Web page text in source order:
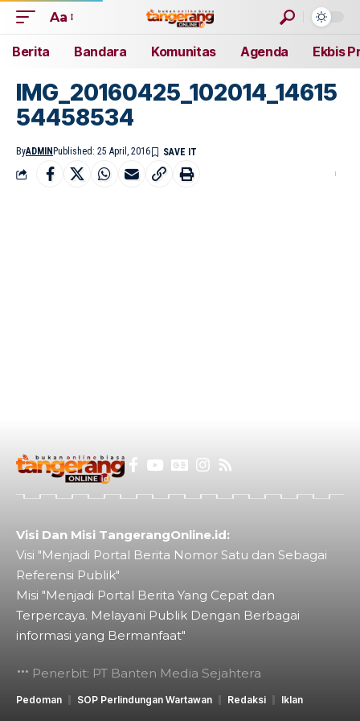
Aa
Berita Bandara Komunitas Agenda Ekbis
IMG_20160425_102014_14615
54458534
ByADMIN Published: 25 April, 2016
Visi Dan Misi TangerangOnline.id:
Visi "Menjadi Portal Berita Nomor Satu dan Sebagai
Referensi Publik"
Misi "Menjadi Portal Berita Yang Cepat dan
Terpercaya. Melayani Publik Dengan Berbagai
informasi yang Bermanfaat"
Penerbit: PT Banten Media Sejahtera
Pedoman SOP Perlindungan Wartawan Redaksi Iklan